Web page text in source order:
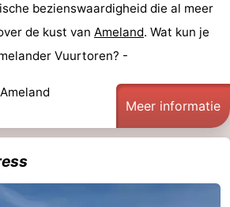
bezienswaardigheid die al meer
de kust van Ameland. Wat kun je
Vuurtoren? -
Meer informatie